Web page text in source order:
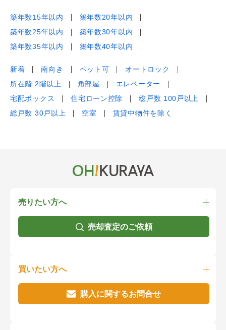
築年数15年以内
築年数20年以内
築年数25年以内
築年数30年以内
築年数35年以内
築年数40年以内
新着 南向き ペット可
オートロック
所在階 2階以上
角部屋
エレベーター
宅配ボックス
住宅ローン控除
総戸数 100戸以上
総戸数 30戸以上
空室 賃貸中物件を除く
売りたい方へ
売却査定のご依頼
買いたい方へ
購入に関するお問合せ